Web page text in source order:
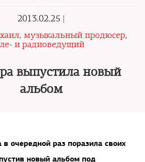
2013.02.25 |
музыкальный продюсер,
и радиоведущий
выпустила новый
альбом
очередной раз поразила своих
новый альбом под